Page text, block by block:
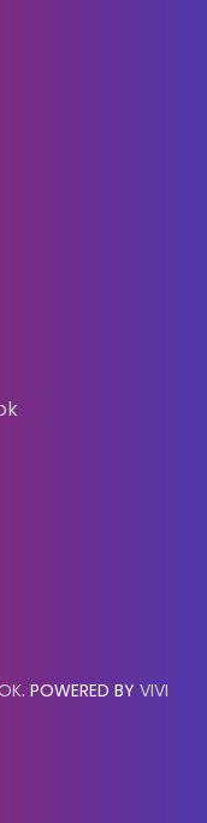
. POWERED BY VIVI